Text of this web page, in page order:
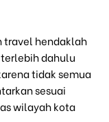
travel hendaklah
dahulu
tidak semua
sesuai
wilayah kota